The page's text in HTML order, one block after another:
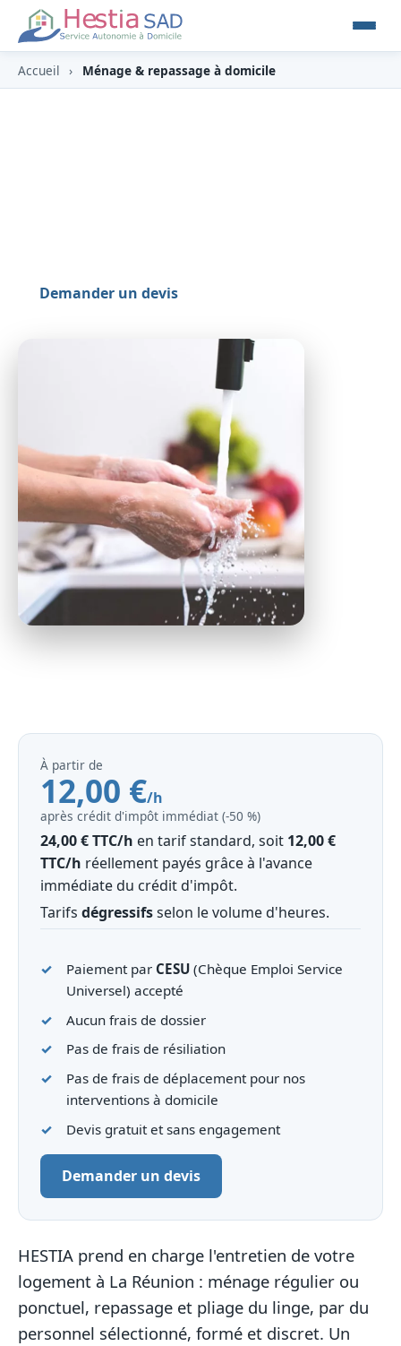
Accueil › Ménage & repassage à domicile
Demander un devis
À partir de
12,00 €/h
après crédit d'impôt immédiat (‑50 %)
24,00 € TTC/h en tarif standard, soit 12,00 €
TTC/h réellement payés grâce à l'avance
immédiate du crédit d'impôt.
Tarifs dégressifsselon le volume d'heures.
Paiement par CESU(Chèque Emploi Service
Universel) accepté
Aucun frais de dossier
Pas de frais de résiliation
Pas de frais de déplacement pour nos
interventions à domicile
Devis gratuit et sans engagement
Demander un devis
HESTIA prend en charge l'entretien de votre
logement à La Réunion : ménage régulier ou
ponctuel, repassage et pliage du linge, par du
personnel sélectionné, formé et discret. Un